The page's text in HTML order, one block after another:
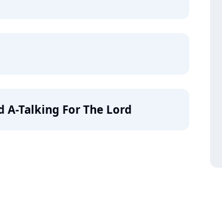
A-Talking For The Lord